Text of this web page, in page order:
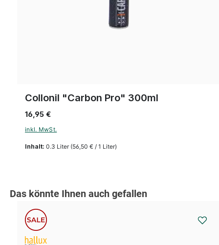
Collonil "Carbon Pro" 300ml
Inhalt: 0.3 Liter (56,50 € / 1 Liter)
16,95 €
inkl. MwSt.
Produktgalerie überspringen
Das könnte Ihnen auch gefallen